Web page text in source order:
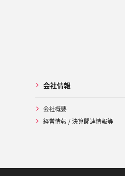
会社情報
会社概要
経営情報 / 決算関連情報等